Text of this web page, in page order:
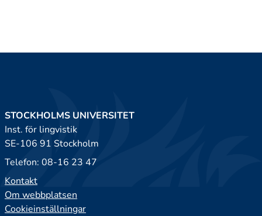
STOCKHOLMS UNIVERSITET
Inst. för lingvistik
SE-106 91 Stockholm
Telefon: 08-16 23 47
Kontakt
Om webbplatsen
Cookieinställningar